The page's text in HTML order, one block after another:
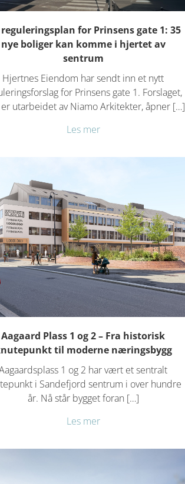
for Prinsens gate 1: 35
nye boliger kan komme i hjertet av
sentrum
Hjertnes Eiendom har sendt inn et nytt
for Prinsens gate 1. Forslaget,
utarbeidet av Niamo Arkitekter, åpner […]
Les mer
Aagaard Plass 1 og 2 – Fra historisk
til moderne næringsbygg
1 og 2 har vært et sentralt
i Sandefjord sentrum i over hundre
år. Nå står bygget foran […]
Les mer